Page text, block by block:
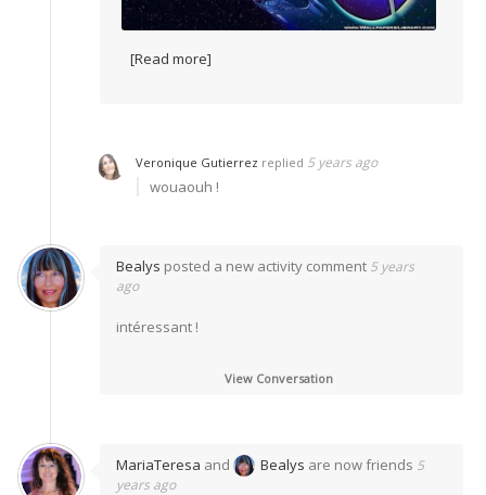
[Read more]
Veronique Gutierrez replied 5 years ago
wouaouh !
Bealys posted a new activity comment 5 years
ago
intéressant !
View Conversation
MariaTeresa and Bealys are now friends 5
years ago